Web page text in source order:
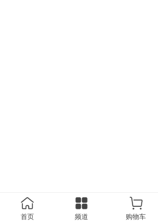
首页 频道 购物车